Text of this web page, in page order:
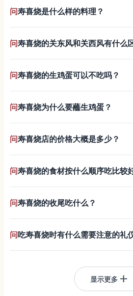
问寿喜烧是什么样的料理？
问寿喜烧的关东风和关西风有什么
问寿喜烧的生鸡蛋可以不吃吗？
问寿喜烧为什么要蘸生鸡蛋？
问寿喜烧店的价格大概是多少？
问寿喜烧的食材按什么顺序吃比较
问寿喜烧的收尾吃什么？
问吃寿喜烧时有什么需要注意的礼
显示更多 add